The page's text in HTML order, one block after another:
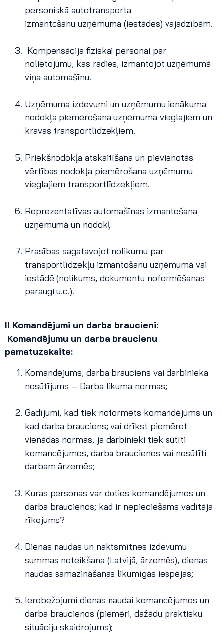
personiskā autotransporta
izmantošanu uzņēmuma (iestādes) vajadzībām.
Kompensācija fiziskai personai par
nolietojumu, kas radies, izmantojot uzņēmumā
viņa automašīnu.
Uzņēmuma izdevumi un uzņēmumu ienākuma
nodokļa piemērošana uzņēmuma vieglajiem un
kravas transportlīdzekļiem.
Priekšnodokļa atskaitīšana un pievienotās
vērtības nodokļa piemērošana uzņēmumu
vieglajiem transportlīdzekļiem.
Reprezentatīvas automašīnas izmantošana
uzņēmumā un nodokļi
Prasības sagatavojot nolikumu par
transportlīdzekļu izmantošanu uzņēmumā vai
iestādē (nolikums, dokumentu noformēšanas
paraugi u.c.).
II Komandējumi un darba braucieni:
Komandējumu un darba braucienu
pamatuzskaite:
Komandējums, darba brauciens vai darbinieka
nosūtījums – Darba likuma normas;
Gadījumi, kad tiek noformēts komandējums un
kad darba brauciens; vai drīkst piemērot
vienādas normas, ja darbinieki tiek sūtīti
komandējumos, darba braucienos vai nosūtīti
darbam ārzemēs;
Kuras personas var doties komandējumos un
darba braucienos; kad ir nepieciešams vadītāja
rīkojums?
Dienas naudas un naktsmītnes izdevumu
summas noteikšana (Latvijā, ārzemēs), dienas
naudas samazināšanas likumīgās iespējas;
Ierobežojumi dienas naudai komandējumos un
darba braucienos (piemēri, dažādu praktisku
situāciju skaidrojums);